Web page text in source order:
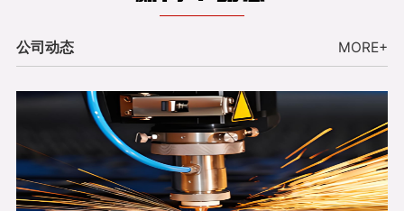
公司动态 MORE+